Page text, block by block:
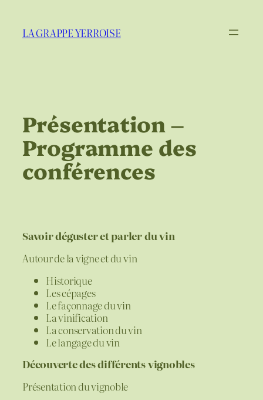
contenu
LA GRAPPE YERROISE
Présentation –
Programme des
conférences
Savoir déguster et parler du vin
Autour de la vigne et du vin
Historique
Les cépages
Le façonnage du vin
La vinification
La conservation du vin
Le langage du vin
Découverte des différents vignobles
Présentation du vignoble